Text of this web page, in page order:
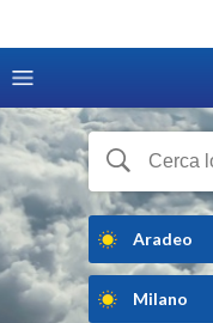
Aradeo
Milano